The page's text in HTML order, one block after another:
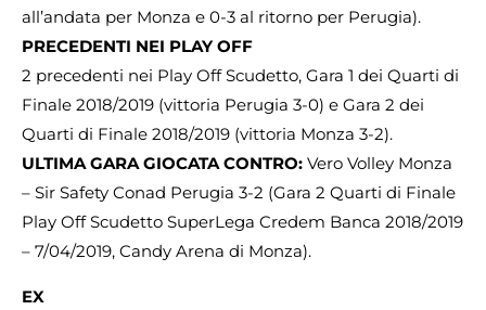
all’andata per Monza e 0-3 al ritorno per Perugia).
PRECEDENTI NEI PLAY OFF
2 precedenti nei Play Off Scudetto, Gara 1 dei Quarti di
Finale 2018/2019 (vittoria Perugia 3-0) e Gara 2 dei
Quarti di Finale 2018/2019 (vittoria Monza 3-2).
ULTIMA GARA GIOCATA CONTRO: Vero Volley Monza
– Sir Safety Conad Perugia 3-2 (Gara 2 Quarti di Finale
Play Off Scudetto SuperLega Credem Banca 2018/2019
– 7/04/2019, Candy Arena di Monza).
EX